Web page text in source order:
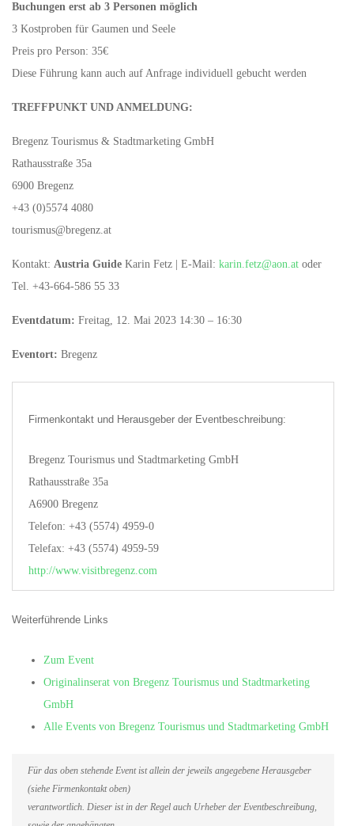
Buchungen erst ab 3 Personen möglich
3 Kostproben für Gaumen und Seele
Preis pro Person: 35€
Diese Führung kann auch auf Anfrage individuell gebucht werden
TREFFPUNKT UND ANMELDUNG:
Bregenz Tourismus & Stadtmarketing GmbH
Rathausstraße 35a
6900 Bregenz
+43 (0)5574 4080
tourismus@bregenz.at
Kontakt: Austria Guide Karin Fetz | E-Mail: karin.fetz@aon.at oder
Tel. +43-664-586 55 33
Eventdatum: Freitag, 12. Mai 2023 14:30 – 16:30
Eventort: Bregenz
Firmenkontakt und Herausgeber der Eventbeschreibung:
Bregenz Tourismus und Stadtmarketing GmbH
Rathausstraße 35a
A6900 Bregenz
Telefon: +43 (5574) 4959-0
Telefax: +43 (5574) 4959-59
http://www.visitbregenz.com
Weiterführende Links
Zum Event
Originalinserat von Bregenz Tourismus und Stadtmarketing
GmbH
Alle Events von Bregenz Tourismus und Stadtmarketing GmbH
Für das oben stehende Event ist allein der jeweils angegebene Herausgeber
(siehe Firmenkontakt oben)
verantwortlich. Dieser ist in der Regel auch Urheber der Eventbeschreibung,